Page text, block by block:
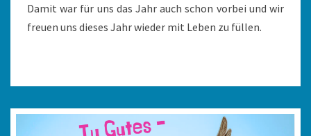
Damit war für uns das Jahr auch schon vorbei und wir
freuen uns dieses Jahr wieder mit Leben zu füllen.